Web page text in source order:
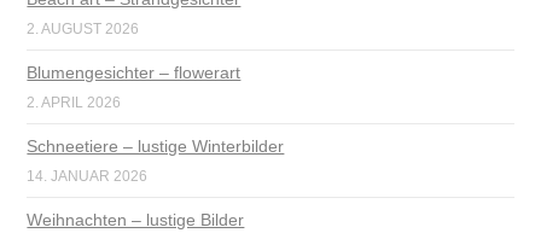
2. AUGUST 2026
Blumengesichter – flowerart
2. APRIL 2026
Schneetiere – lustige Winterbilder
14. JANUAR 2026
Weihnachten – lustige Bilder